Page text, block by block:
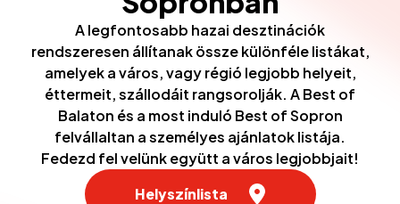
A legfontosabb hazai desztinációk
rendszeresen állítanak össze különféle listákat,
amelyek a város, vagy régió legjobb helyeit,
éttermeit, szállodáit rangsorolják. A Best of
Balaton és a most induló Best of Sopron
felvállaltan a személyes ajánlatok listája.
Fedezd fel velünk együtt a város legjobbjait!
Helyszínlista